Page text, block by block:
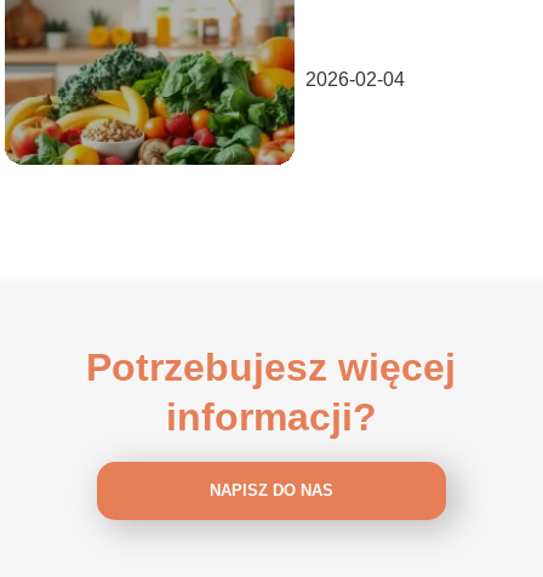
2026-02-04
Potrzebujesz więcej
informacji?
NAPISZ DO NAS